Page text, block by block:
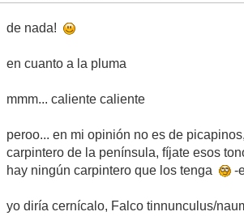
de nada!
en cuanto a la pluma
mmm... caliente caliente
peroo... en mi opinión no es de
carpintero de la península, fíjate esos
hay ningún carpintero que los tenga
-
yo diría cernícalo, Falco tinnunculus/